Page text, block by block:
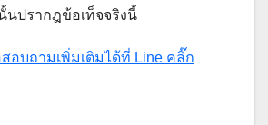
นปรากฎข้อเท็จจริงนี้
อบถามเพิ่มเติมได้ที่ Line คลิ๊ก